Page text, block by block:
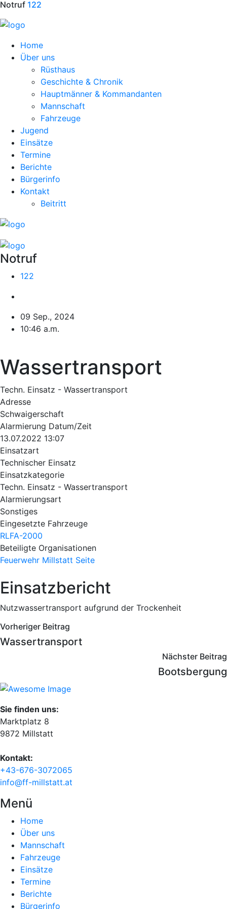
Notruf 122
Home
Über uns
Rüsthaus
Geschichte & Chronik
Hauptmänner & Kommandanten
Mannschaft
Fahrzeuge
Jugend
Einsätze
Termine
Berichte
Bürgerinfo
Kontakt
Beitritt
Notruf
122
09 Sep., 2024
10:46 a.m.
Wassertransport
Techn. Einsatz - Wassertransport
Adresse
Schwaigerschaft
Alarmierung Datum/Zeit
13.07.2022 13:07
Einsatzart
Technischer Einsatz
Einsatzkategorie
Techn. Einsatz - Wassertransport
Alarmierungsart
Sonstiges
Eingesetzte Fahrzeuge
RLFA-2000
Beteiligte Organisationen
Feuerwehr Millstatt Seite
Einsatzbericht
Nutzwassertransport aufgrund der Trockenheit
Vorheriger Beitrag
Wassertransport
Nächster Beitrag
Bootsbergung
Sie finden uns:
Marktplatz 8
9872 Millstatt
Kontakt:
+43-676-3072065
info@ff-millstatt.at
Menü
Home
Über uns
Mannschaft
Fahrzeuge
Einsätze
Termine
Berichte
Bürgerinfo